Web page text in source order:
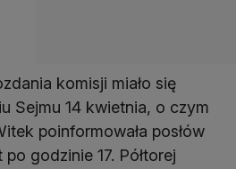
komisji miało się
Sejmu 14 kwietnia, o czym
poinformowała posłów
godzinie 17. Półtorej